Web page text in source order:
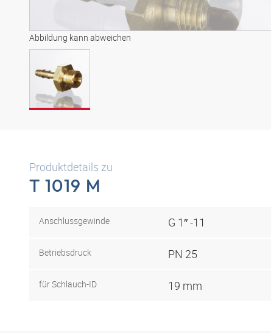
Abbildung kann abweichen
Produktdetails zu
T 1019 M
Anschlussgewinde G 1″ -11
Betriebsdruck PN 25
für Schlauch-ID 19 mm